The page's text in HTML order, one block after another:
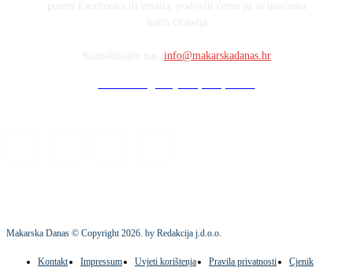
info@makarskadanas.hr
Makarska Danas © Copyright2026. by Redakcija j.d.o.o.
Kontakt Impressum Uvjeti korištenja Pravila privatnosti
Cjenik